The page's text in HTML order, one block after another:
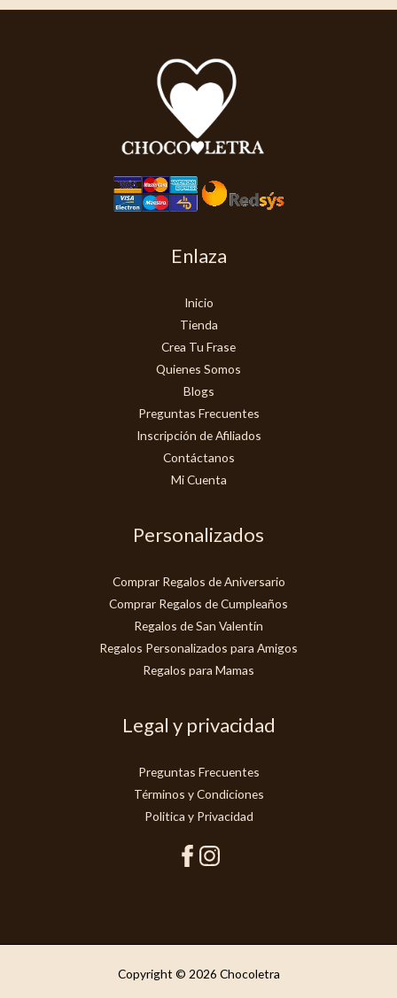
Enlaza
Inicio
Tienda
Crea Tu Frase
Quienes Somos
Blogs
Preguntas Frecuentes
Inscripción de Afiliados
Contáctanos
Mi Cuenta
Personalizados
Comprar Regalos de Aniversario
Comprar Regalos de Cumpleaños
Regalos de San Valentín
Regalos Personalizados para Amigos
Regalos para Mamas
Legal y privacidad
Preguntas Frecuentes
Términos y Condiciones
Politica y Privacidad
Copyright © 2026 Chocoletra